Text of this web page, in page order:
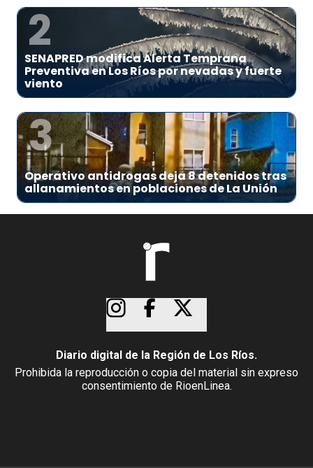
2
SENAPRED modifica Alerta Temprana
Preventiva en Los Ríos por nevadas y fuerte
viento
3
Operativo antidrogas deja 8 detenidos tras
allanamientos en poblaciones de La Unión
Diario digital de la Región de Los Ríos.
Prohibida la reproducción o copia del material sin expreso
consentimiento de RioenLinea.